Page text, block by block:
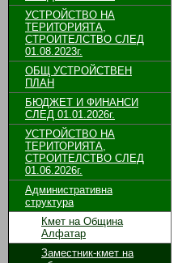
УСТРОЙСТВО НА
ТЕРИТОРИЯТА,
СТРОИТЕЛСТВО СЛЕД
01.08.2023г.
ОБЩ УСТРОЙСТВЕН
ПЛАН
БЮДЖЕТ И ФИНАНСИ
СЛЕД 01.01.2026г.
УСТРОЙСТВО НА
ТЕРИТОРИЯТА,
СТРОИТЕЛСТВО СЛЕД
01.06.2026г.
Административна
структура
Кмет на Община
Алфатар
Заместник-кмет на